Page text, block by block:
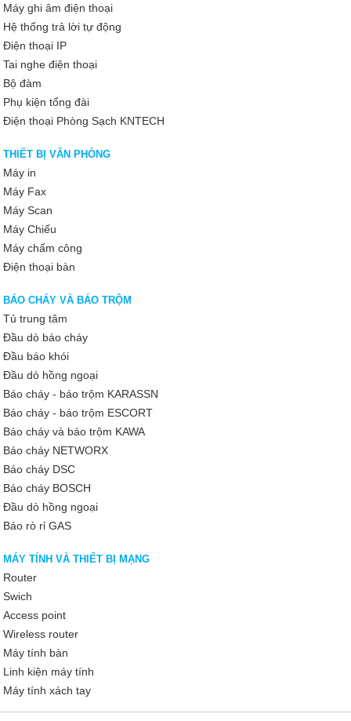
Máy ghi âm điện thoại
Hệ thống trả lời tự động
Điện thoại IP
Tai nghe điện thoại
Bộ đàm
Phụ kiện tổng đài
Điện thoại Phòng Sạch KNTECH
THIẾT BỊ VĂN PHÒNG
Máy in
Máy Fax
Máy Scan
Máy Chiếu
Máy chấm công
Điện thoại bàn
BÁO CHÁY VÀ BÁO TRỘM
Tủ trung tâm
Đầu dò báo cháy
Đầu báo khói
Đầu dò hồng ngoại
Báo cháy - báo trộm KARASSN
Báo cháy - báo trộm ESCORT
Báo cháy và báo trộm KAWA
Báo cháy NETWORX
Báo cháy DSC
Báo cháy BOSCH
Đầu dò hồng ngoại
Báo rò rỉ GAS
MÁY TÍNH VÀ THIẾT BỊ MẠNG
Router
Swich
Access point
Wireless router
Máy tính bàn
Linh kiện máy tính
Máy tính xách tay